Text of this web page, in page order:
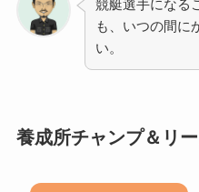
競艇選手になる
も、いつの間に
い。
養成所チャンプ＆リ